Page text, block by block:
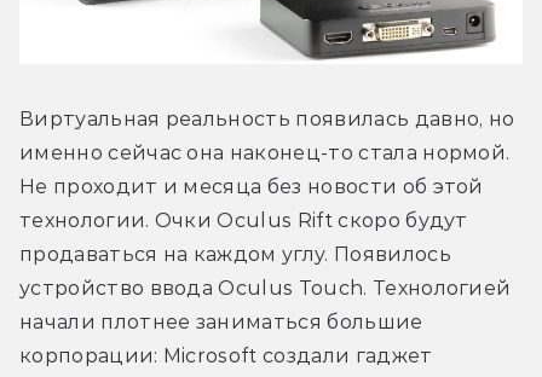
Виртуальная реальность появилась давно, но
именно сейчас она наконец-то стала нормой.
Не проходит и месяца без новости об этой
технологии. Очки Oculus Rift скоро будут
продаваться на каждом углу. Появилось
устройство ввода Oculus Touch. Технологией
начали плотнее заниматься большие
корпорации: Microsoft создали гаджет